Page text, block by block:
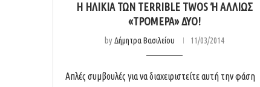
Η ΗΛΙΚΊΑ ΤΩΝ TERRIBLE TWOS Ή ΑΛΛΙΏΣ «
ΤΡΟΜΕΡΆ» ΔΎΟ!
byΔήμητρα Βασιλείου 11/03/2014
Απλές συμβουλές για να διαχειριστείτε αυτή την φάση